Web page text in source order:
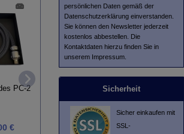
PC-2
€
Netzleiste AC-1502-P6
ab404,10 €
persönlichen Daten gemäß der
Datenschutzerklärung einverstanden.
Sie können den Newsletter jederzeit
kostenlos abbestellen. Die
Kontaktdaten hierzu finden Sie in
unserem Impressum.
Sicherheit
Sicher einkaufen mit
SSL-